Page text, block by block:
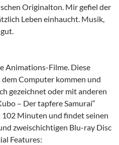
Originalton. Mir gefiel der
Leben einhaucht. Musik,
Animations-Filme. Diese
Computer kommen und
gezeichnet oder mit anderen
– Der tapfere Samurai“
Minuten und findet seinen
zweischichtigen Blu-ray Disc
Features: